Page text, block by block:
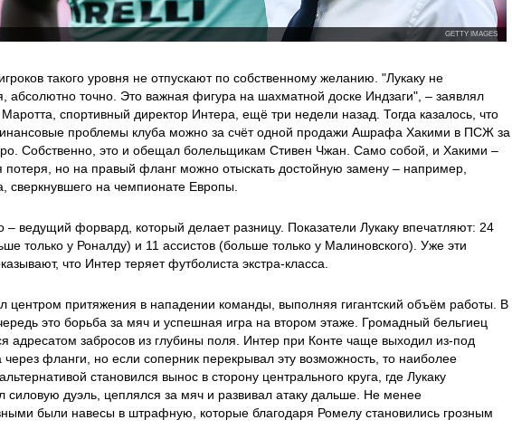
GETTY IMAGES
такого уровня не отпускают по собственному желанию. "Лукаку не
абсолютно точно. Это важная фигура на шахматной доске Индзаги", – заявлял
спортивный директор Интера, ещё три недели назад. Тогда казалось, что
проблемы клуба можно за счёт одной продажи Ашрафа Хакими в ПСЖ за
Собственно, это и обещал болельщикам Стивен Чжан. Само собой, и Хакими –
потеря, но на правый фланг можно отыскать достойную замену – например,
сверкнувшего на чемпионате Европы.
– ведущий форвард, который делает разницу. Показатели Лукаку впечатляют: 24
только у Роналду) и 11 ассистов (больше только у Малиновского). Уже эти
что Интер теряет футболиста экстра-класса.
центром притяжения в нападении команды, выполняя гигантский объём работы. В
это борьба за мяч и успешная игра на втором этаже. Громадный бельгиец
адресатом забросов из глубины поля. Интер при Конте чаще выходил из-под
через фланги, но если соперник перекрывал эту возможность, то наиболее
становился вынос в сторону центрального круга, где Лукаку
силовую дуэль, цеплялся за мяч и развивал атаку дальше. Не менее
были навесы в штрафную, которые благодаря Ромелу становились грозным